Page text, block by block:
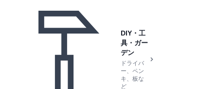
DIY・工
具・ガー
デン
ドライバ
ー、ペン
キ、板な
ど